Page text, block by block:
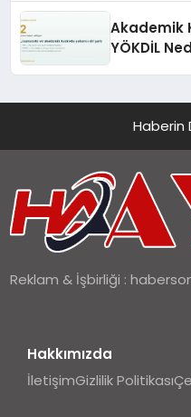
Akademik
YÖKDİL
Haberin
Reklam & İşbirliği :
Hakkımızda
İletişimGizlilik Politikası